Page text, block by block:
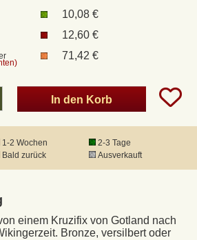
10,08 €
12,60 €
71,42 €
In den Korb
1-2 Wochen
2-3 Tage
Bald zurück Ausverkauft
einem Kruzifix von Gotland nach
Bronze, versilbert oder